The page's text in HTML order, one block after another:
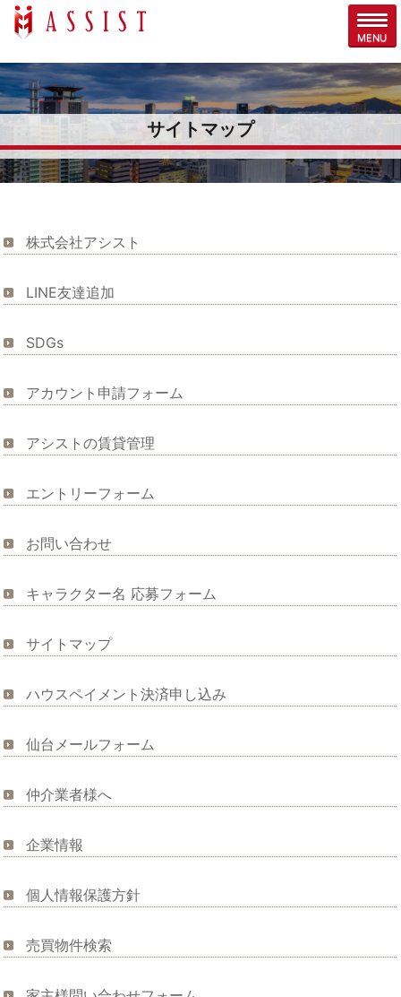
サイトマップ
株式会社アシスト
LINE友達追加
SDGs
アカウント申請フォーム
アシストの賃貸管理
エントリーフォーム
お問い合わせ
キャラクター名 応募フォーム
サイトマップ
ハウスペイメント決済申し込み
仙台メールフォーム
仲介業者様へ
企業情報
個人情報保護方針
売買物件検索